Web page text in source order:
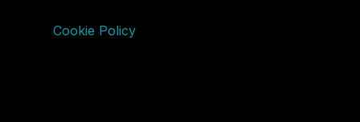
Cookie Policy